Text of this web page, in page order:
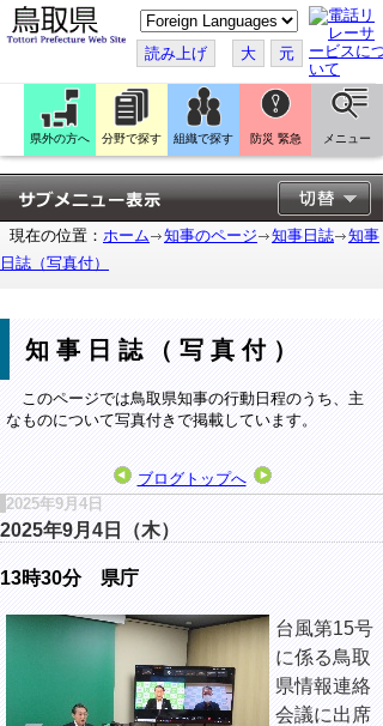
こ
の
ペ
ー
ジ
翻
訳
す
る
読み上げ 大 元
県外の方へ 分野で探す 組織で探す 防災 緊急 メニュー
現在の位置： ホーム 知事のページ 知事日誌
知事
日誌（写真付）
知事日誌（写真付）
このページでは鳥取県知事の行動日程のうち、主
なものについて写真付きで掲載しています。
ブログトップへ
2025年9月4日
2025年9月4日（木）
13時30分 県庁
台風第15号
に係る鳥取
県情報連絡
会議に出席